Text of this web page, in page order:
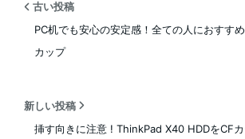
古い投稿
PC机でも安心の安定感！全ての人におすす
カップ
新しい投稿
挿す向きに注意 ! ThinkPad X40 HDDをCF